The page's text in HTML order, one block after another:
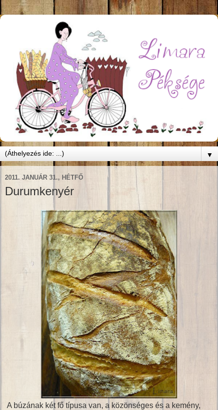
▼
2011. JANUÁR 31., HÉTFŐ
Durumkenyér
A búzának két fő típusa van, a közönséges és a kemény,